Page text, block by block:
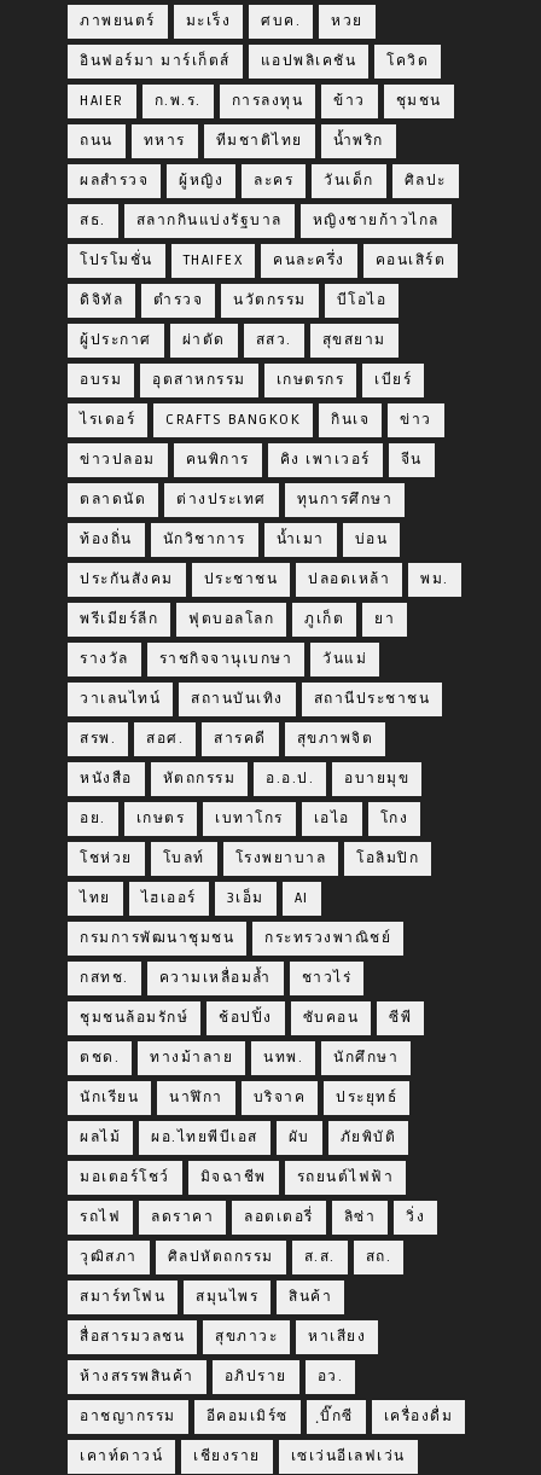
ภาพยนตร์ มะเร็ง ศบค. หวย
อินฟอร์มา มาร์เก็ตส์ แอปพลิเคชัน โควิด
HAIER ก.พ.ร. การลงทุน ข้าว ชุมชน
ถนน ทหาร ทีมชาติไทย น้ำพริก
ผลสำรวจ ผู้หญิง ละคร วันเด็ก ศิลปะ
สธ. สลากกินแบ่งรัฐบาล หญิงชายก้าวไกล
โปรโมชั่น THAIFEX คนละครึ่ง คอนเสิร์ต
ดิจิทัล ตำรวจ นวัตกรรม บีโอไอ
ผู้ประกาศ ผ่าตัด สสว. สุขสยาม
อบรม อุตสาหกรรม เกษตรกร เบียร์
ไรเดอร์ CRAFTS BANGKOK กินเจ ข่าว
ข่าวปลอม คนพิการ คิง เพาเวอร์ จีน
ตลาดนัด ต่างประเทศ ทุนการศึกษา
ท้องถิ่น นักวิชาการ น้ำเมา บ่อน
ประกันสังคม ประชาชน ปลอดเหล้า พม.
พรีเมียร์ลีก ฟุตบอลโลก ภูเก็ต ยา
รางวัล ราชกิจจานุเบกษา วันแม่
วาเลนไทน์ สถานบันเทิง สถานีประชาชน
สรพ. สอศ. สารคดี สุขภาพจิต
หนังสือ หัตถกรรม อ.อ.ป. อบายมุข
อย. เกษตร เบทาโกร เอไอ โกง
โชห่วย โบลท์ โรงพยาบาล โอลิมปิก
ไทย ไฮเออร์ 3เอ็ม AI
กรมการพัฒนาชุมชน กระทรวงพาณิชย์
กสทช. ความเหลื่อมล้ำ ชาวไร่
ชุมชนล้อมรักษ์ ช้อปปิ้ง ซับคอน ซีพี
ตชด. ทางม้าลาย นทพ. นักศึกษา
นักเรียน นาฬิกา บริจาค ประยุทธ์
ผลไม้ ผอ.ไทยพีบีเอส ผับ ภัยพิบัติ
มอเตอร์โชว์ มิจฉาชีพ รถยนต์ไฟฟ้า
รถไฟ ลดราคา ลอตเตอรี่ ลิซ่า วิ่ง
วุฒิสภา ศิลปหัตถกรรม ส.ส. สถ.
สมาร์ทโฟน สมุนไพร สินค้า
สื่อสารมวลชน สุขภาวะ หาเสียง
ห้างสรรพสินค้า อภิปราย อว.
อาชญากรรม อีคอมเมิร์ซ ฺบิ๊กซี เครื่องดื่ม
เคาท์ดาวน์ เชียงราย เซเว่นอีเลฟเว่น